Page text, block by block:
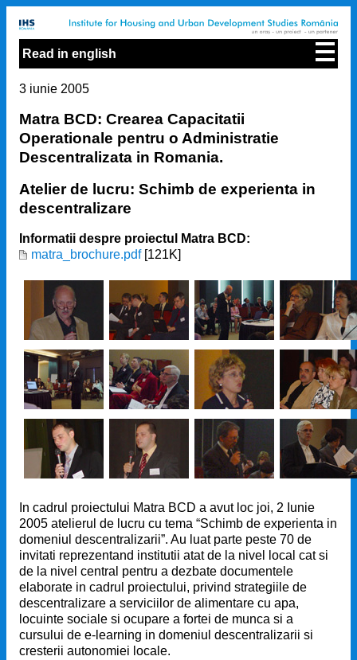
Read in english
3 iunie 2005
Matra BCD: Crearea Capacitatii
Operationale pentru o Administratie
Descentralizata in Romania.
Atelier de lucru: Schimb de experienta in
descentralizare
Informatii despre proiectul Matra BCD:
matra_brochure.pdf [121K]
In cadrul proiectului Matra BCD a avut loc joi, 2 Iunie
2005 atelierul de lucru cu tema “Schimb de experienta in
domeniul descentralizarii”. Au luat parte peste 70 de
invitati reprezentand institutii atat de la nivel local cat si
de la nivel central pentru a dezbate documentele
elaborate in cadrul proiectului, privind strategiile de
descentralizare a serviciilor de alimentare cu apa,
locuinte sociale si ocupare a fortei de munca si a
cursului de e-learning in domeniul descentralizarii si
cresterii autonomiei locale.